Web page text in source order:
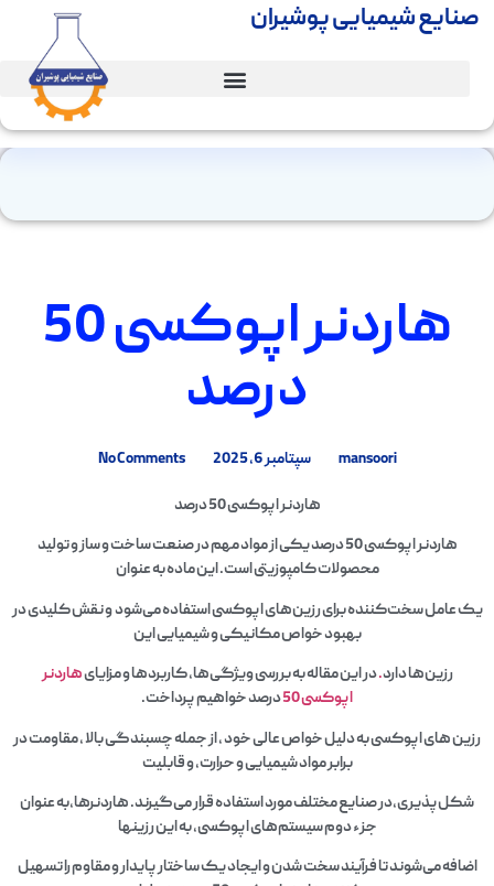
صنایع شیمیایی پوشیران
هاردنر اپوکسی 50
درصد
mansoori سپتامبر 6, 2025 No Comments
هاردنر اپوکسی 50 درصد
هاردنر اپوکسی 50 درصد یکی از مواد مهم در صنعت ساخت و ساز و تولید
محصولات کامپوزیتی است. این ماده به عنوان
یک عامل سخت‌کننده برای رزین‌های اپوکسی استفاده می‌شود و نقش کلیدی در
بهبود خواص مکانیکی و شیمیایی این
رزین‌ها دارد.در این مقاله به بررسی ویژگی‌ها، کاربردها و مزایایهاردنر
اپوکسی 50
درصد خواهیم پرداخت.
رزین‌ های اپوکسی به دلیل خواص عالی خود ، از جمله چسبندگی بالا ، مقاومت در
برابر مواد شیمیایی و حرارت، و قابلیت
شکل‌پذیری،در صنایع مختلف مورد استفاده قرار می‌گیرند. هاردنرها،به عنوان
جزء دوم سیستم‌های اپوکسی، به این رزینها
اضافه می‌شوند تا فرآیند سخت شدن و ایجاد یک ساختار پایدار و مقاوم را تسهیل